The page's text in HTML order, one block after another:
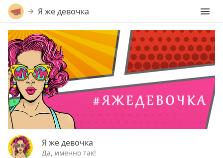
Я же девочка
Я же девочка
Да, именно так!